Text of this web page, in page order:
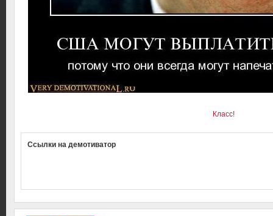
Класс!
Ссылки на демотиватор